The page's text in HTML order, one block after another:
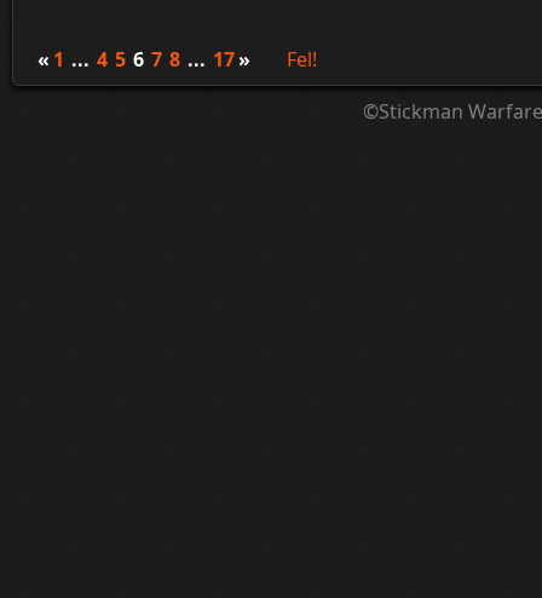
« 1 ... 4 5 6 7 8 ... 17»
Fel!
©Stickman Warfare